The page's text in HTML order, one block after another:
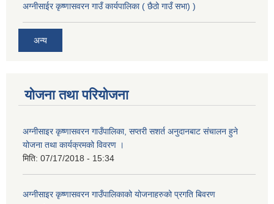
अग्नीसाईर कृष्णासवरन गाउँ कार्यपालिका ( छैठो गाउँ सभा) )
अन्य
योजना तथा परियोजना
अग्नीसाइर कृष्णासवरन गाउँपालिका, सप्तरी सशर्त अनुदानबाट संचालन हुने
योजना तथा कार्यक्रमको विवरण ।
मिति: 07/17/2018 - 15:34
अग्नीसाइर कृष्णासवरन गाउँपालिकाको योजनाहरुको प्रगति बिवरण